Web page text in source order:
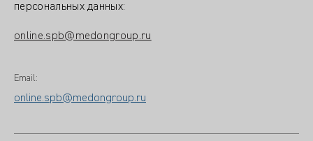
персональных данных:
online.spb@medongroup.ru
Email:
online.spb@medongroup.ru